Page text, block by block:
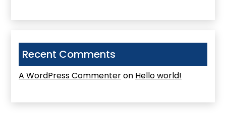
Recent Comments
A WordPress Commenteron Hello world!